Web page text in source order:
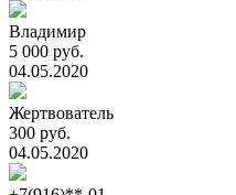
Владимир
5 000 руб.
04.05.2020
Жертвователь
300 руб.
04.05.2020